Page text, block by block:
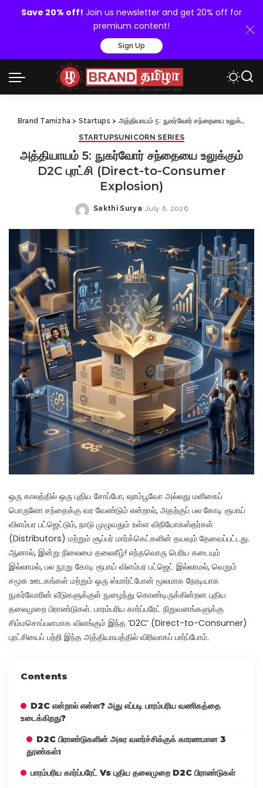
Save 20% off! Join us newsletter and get 20% off for
premium content!
Sign Up
Brand Tamizha > Startups > அத்தியாயம் 5: நுகர்வோர் சந்தையை உலுக்கும் D2C புரட்சி (Direct-to-Consumer Explosion)
STARTUPSUNICORN SERIES
அத்தியாயம் 5: நுகர்வோர் சந்தையை உலுக்கும்
D2C புரட்சி (Direct-to-Consumer
Explosion)
Posted
Sakthi Surya July 6, 2026
ஒரு காலத்தில் ஒரு புதிய சோப்போ, ஷாம்பூவோ அல்லது மளிகைப்
பொருளோ சந்தைக்கு வர வேண்டும் என்றால், அதற்குப் பல கோடி ரூபாய்
விளம்பர பட்ஜெட்டும், நாடு முழுவதும் உள்ள விநியோகஸ்தர்கள்
(Distributors) மற்றும் சூப்பர் மார்க்கெட்களின் தயவும் தேவைப்பட்டது.
ஆனால், இன்று நிலைமை தலைகீழ்! எந்தவொரு பெரிய கடையும்
இல்லாமல், பல நூறு கோடி ரூபாய் விளம்பர பட்ஜெட் இல்லாமல், வெறும்
சமூக ஊடகங்கள் மற்றும் ஒரு ஸ்மார்ட்போன் மூலமாக நேரடியாக
நுகர்வோரின் வீடுகளுக்குள் நுழைந்து கொண்டிருக்கின்றன புதிய
தலைமுறை பிராண்டுகள். பாரம்பரிய கார்ப்பரேட் நிறுவனங்களுக்கு
சிம்மசொப்பனமாக விளங்கும் இந்த ‘D2C’ (Direct-to-Consumer)
புரட்சியைப் பற்றி இந்த அத்தியாயத்தில் விரிவாகப் பார்ப்போம்.
Contents
D2C என்றால் என்ன? அது எப்படி பாரம்பரிய வணிகத்தை
உடைக்கிறது?
D2C பிராண்டுகளின் அசுர வளர்ச்சிக்குக் காரணமான 3
தூண்கள்:
பாரம்பரிய கார்ப்பரேட் Vs புதிய தலைமுறை D2C பிராண்டுகள்